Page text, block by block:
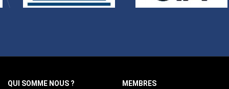
QUI SOMME NOUS ? MEMBRES